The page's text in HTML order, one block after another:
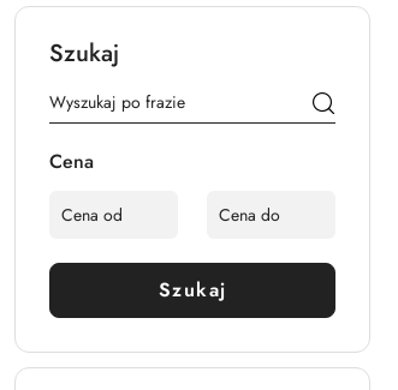
Szukaj
Cena
Szukaj